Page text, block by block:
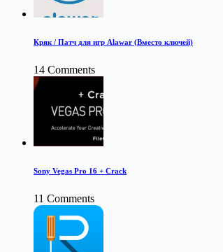
Кряк / Патч для игр Alawar (Вместо ключей)
14 Comments
Sony Vegas Pro 16 + Crack
11 Comments